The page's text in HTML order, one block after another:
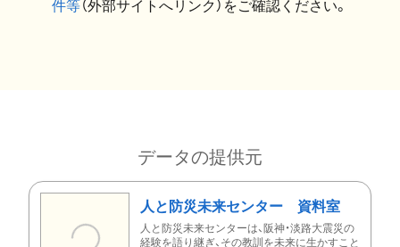
件等（外部サイトへリンク）をご確認ください。
データの提供元
人と防災未来センター 資料室
人と防災未来センターは、阪神・淡路大震災の
経験を語り継ぎ、その教訓を未来に生かすこと